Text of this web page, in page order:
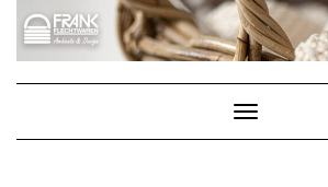
content
Toggle